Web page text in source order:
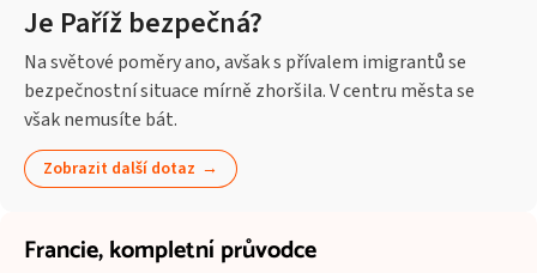
Je Paříž bezpečná?
Na světové poměry ano, avšak s přívalem imigrantů se
bezpečnostní situace mírně zhoršila. V centru města se
však nemusíte bát.
Zobrazit další dotaz
Francie,kompletní průvodce